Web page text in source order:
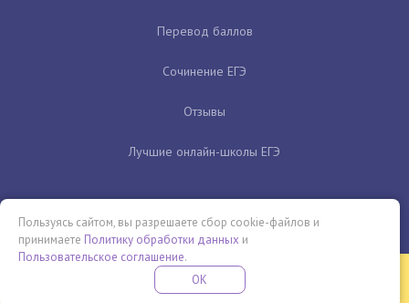
Перевод баллов
Сочинение ЕГЭ
Отзывы
Лучшие онлайн-школы ЕГЭ
Бесплатная летняя школа
ПРОВЕДИ ЭТО ЛЕТО С ПОЛЬЗОЙ
Пользуясь сайтом, вы разрешаете сбор cookie-файлов и
принимаете Политику обработки данных и
Пользовательское соглашение.
OK